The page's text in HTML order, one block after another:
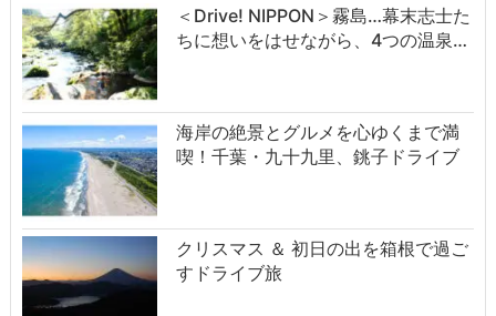
＜Drive! NIPPON＞霧島…幕末志士た
ちに想いをはせながら、4つの温泉…
海岸の絶景とグルメを心ゆくまで満
喫！千葉・九十九里、銚子ドライブ
クリスマス ＆ 初日の出を箱根で過ご
すドライブ旅